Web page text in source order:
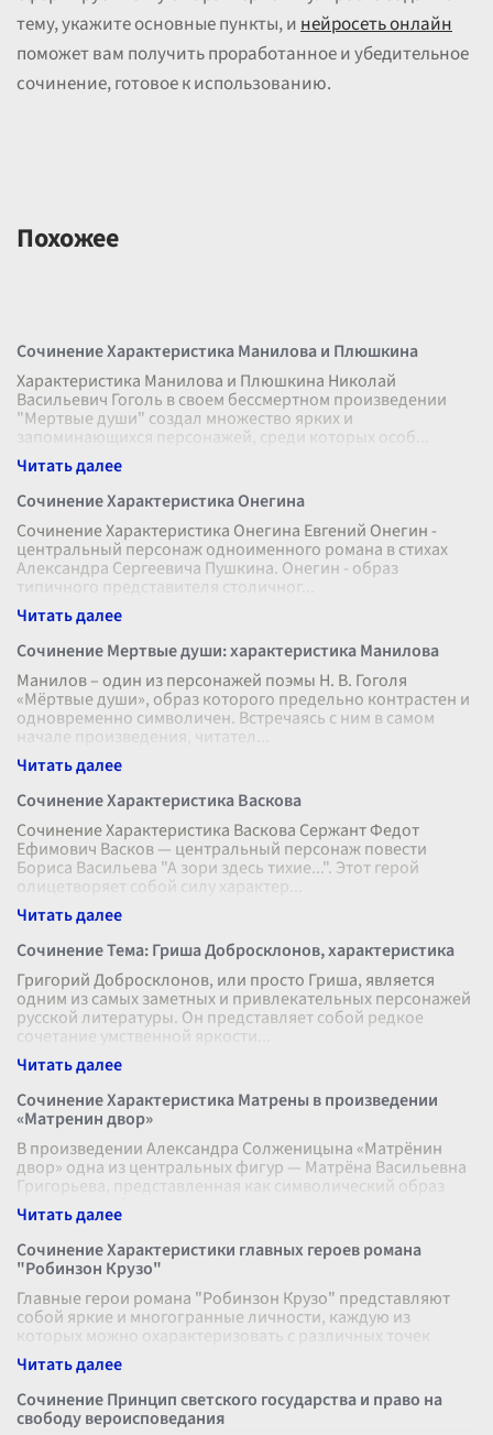
тему, укажите основные пункты, инейросеть онлайн
поможет вам получить проработанное и убедительное
сочинение, готовое к использованию.
Похожее
Сочинение Характеристика Манилова и Плюшкина
Характеристика Манилова и Плюшкина Николай
Васильевич Гоголь в своем бессмертном произведении
"Мертвые души" создал множество ярких и
запоминающихся персонажей, среди которых особ
Сочинение Характеристика Онегина
Сочинение Характеристика Онегина Евгений Онегин -
центральный персонаж одноименного романа в стихах
Александра Сергеевича Пушкина. Онегин - образ
типичного представителя столичног...
Сочинение Мертвые души: характеристика Манилова
Манилов – один из персонажей поэмы Н. В. Гоголя
«Мёртвые души», образ которого предельно контрастен и
одновременно символичен. Встречаясь с ним в самом
начале произведения, читател
Сочинение Характеристика Васкова
Сочинение Характеристика Васкова Сержант Федот
Ефимович Васков — центральный персонаж повести
Бориса Васильева "А зори здесь тихие...". Этот герой
олицетворяет собой силу характер
Сочинение Тема: Гриша Добросклонов, характеристика
Григорий Добросклонов, или просто Гриша, является
одним из самых заметных и привлекательных персонажей
русской литературы. Он представляет собой редкое
сочетание умственной яркости
Сочинение Характеристика Матрены в произведении
«Матренин двор»
В произведении Александра Солженицына «Матрёнин
двор» одна из центральных фигур — Матрёна Васильевна
Григорьева, представленная как символический образ
простоты, доброты и душевног
Сочинение Характеристики главных героев романа
"Робинзон Крузо"
Главные герои романа "Робинзон Крузо" представляют
собой яркие и многогранные личности, каждую из
которых можно охарактеризовать с различных точек
зрения, от их внутреннего мира до
Сочинение Принцип светского государства и право на
свободу вероисповедания